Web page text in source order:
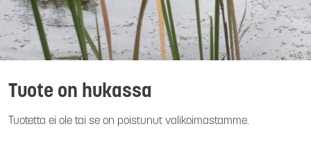
Tuote on hukassa
Tuotetta ei ole tai se on poistunut valikoimastamme.